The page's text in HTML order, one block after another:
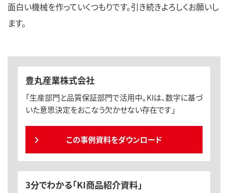
面白い機械を作っていくつもりです。引き続きよろしくお願いし
ます。
豊丸産業株式会社
「生産部門と品質保証部門で活用中。KIは、数字に基づ
いた意思決定をおこなう欠かせない存在です」
この事例資料をダウンロード
3分でわかる「KI商品紹介資料」